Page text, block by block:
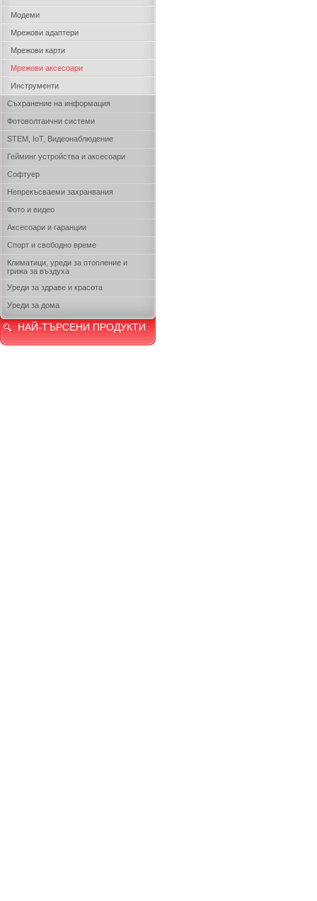
Модеми
Мрежови адаптери
Мрежови карти
Мрежови аксесоари
Инструменти
Съхранение на информация
Фотоволтаични системи
STEM, IoT, Видеонаблюдение
Гейминг устройства и аксесоари
Софтуер
Непрекъсваеми захранвания
Фото и видео
Аксесоари и гаранции
Спорт и свободно време
Климатици, уреди за отопление и
грижа за въздуха
Уреди за здраве и красота
Уреди за дома
НАЙ-ТЪРСЕНИ ПРОДУКТИ